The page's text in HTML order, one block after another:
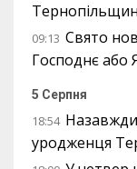
09:13 Свято
Господнє або
5 Серпня
18:54 Назавжди
уродженця